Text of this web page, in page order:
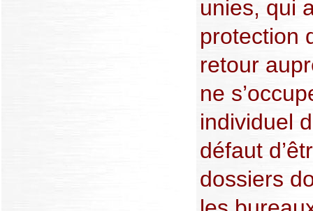
unies, qui
protection
retour
ne
individuel
défaut
dossiers